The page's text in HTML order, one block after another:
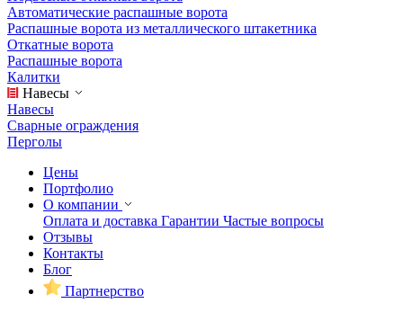
Автоматические распашные ворота
Распашные ворота из металлического штакетника
Откатные ворота
Распашные ворота
Калитки
Навесы
Навесы
Сварные ограждения
Перголы
Цены
Портфолио
О компании
Оплата и доставка Гарантии Частые вопросы
Отзывы
Контакты
Блог
Партнерство